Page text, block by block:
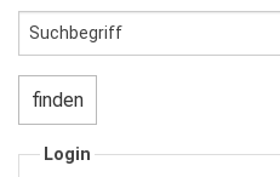
Impressum, Datenschutz
Login